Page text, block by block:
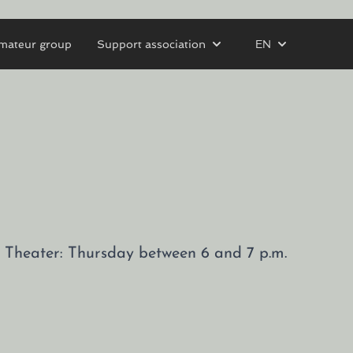
group Support association EN
Thursday between 6 and 7 p.m.